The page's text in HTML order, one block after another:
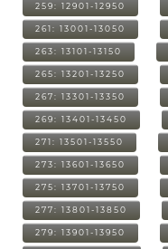
259: 12901-12950
261: 13001-13050
263: 13101-13150
265: 13201-13250
267: 13301-13350
269: 13401-13450
271: 13501-13550
273: 13601-13650
275: 13701-13750
277: 13801-13850
279: 13901-13950